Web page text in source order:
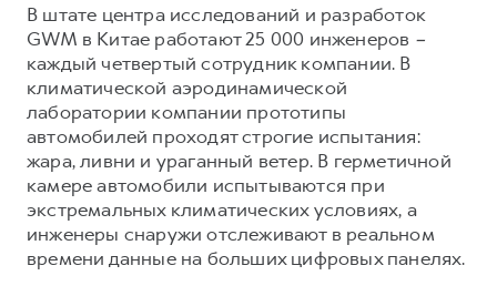
В штате центра исследований и разработок
GWM в Китае работают 25 000 инженеров –
каждый четвертый сотрудник компании. В
климатической аэродинамической
лаборатории компании прототипы
автомобилей проходят строгие испытания:
жара, ливни и ураганный ветер. В герметичной
камере автомобили испытываются при
экстремальных климатических условиях, а
инженеры снаружи отслеживают в реальном
времени данные на больших цифровых панелях.